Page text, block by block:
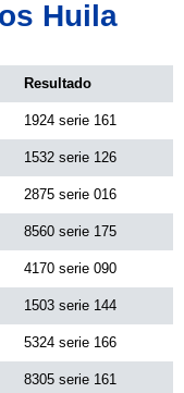
Huila
Resultado
1924 serie 161
1532 serie 126
2875 serie 016
8560 serie 175
4170 serie 090
1503 serie 144
5324 serie 166
8305 serie 161